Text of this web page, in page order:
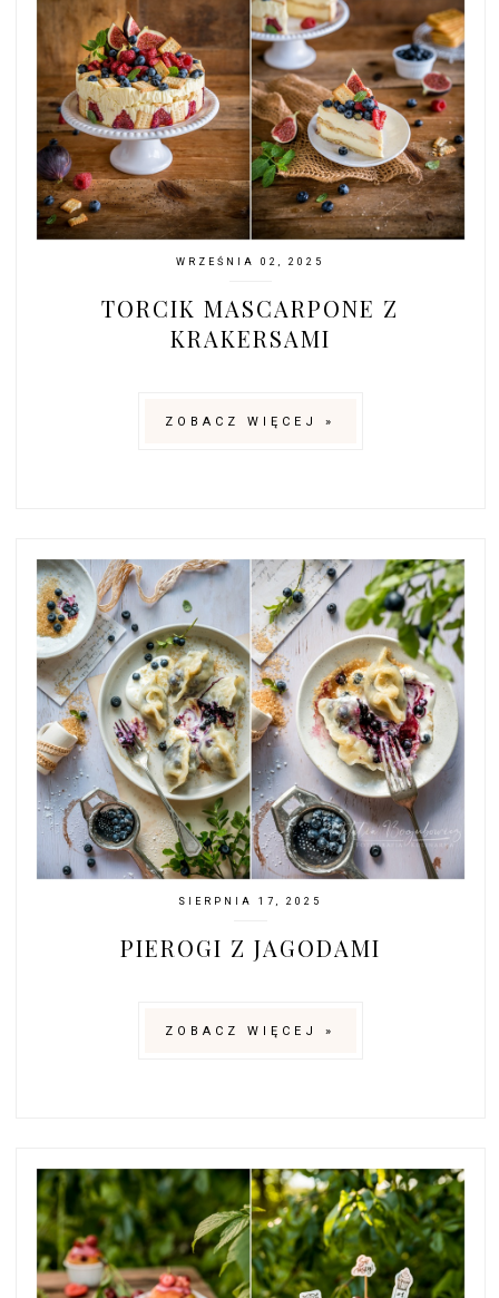
WRZEŚNIA 02, 2025
TORCIK MASCARPONE Z
KRAKERSAMI
ZOBACZ WIĘCEJ »
SIERPNIA 17, 2025
PIEROGI Z JAGODAMI
ZOBACZ WIĘCEJ »